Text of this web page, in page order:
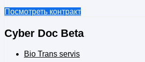
Посмотреть контракт
Cyber Doc Beta
Bio Trans servis